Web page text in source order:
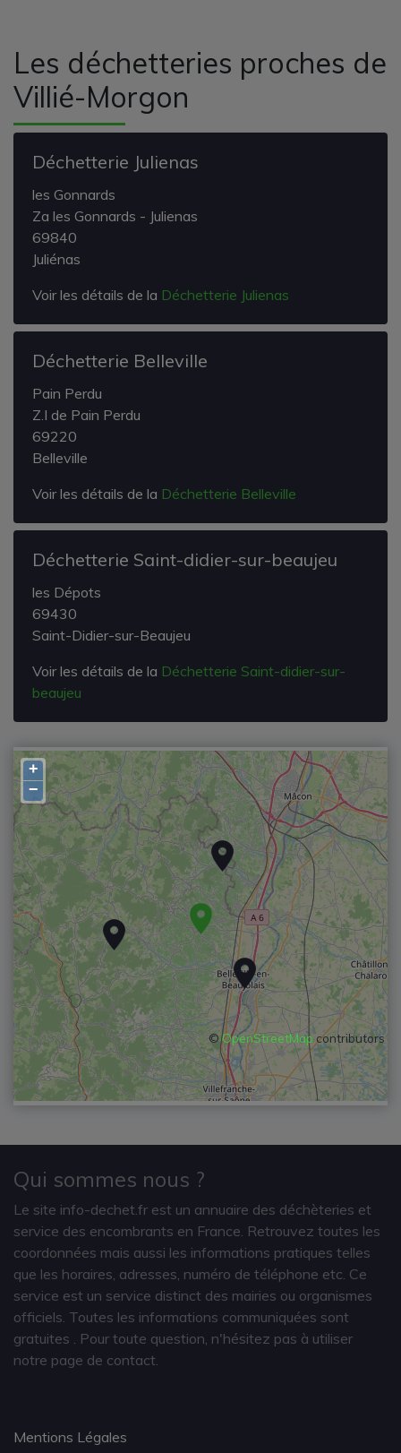
+
−
©OpenStreetMapcontributors
Les déchetteries proches de
Villié-Morgon
Déchetterie Julienas
les Gonnards
Za les Gonnards - Julienas
69840
Juliénas
Voir les détails de la Déchetterie Julienas
Déchetterie Belleville
Pain Perdu
Z.I de Pain Perdu
69220
Belleville
Voir les détails de la Déchetterie Belleville
Déchetterie Saint-didier-sur-beaujeu
les Dépots
69430
Saint-Didier-sur-Beaujeu
Voir les détails de la Déchetterie Saint-didier-sur-
beaujeu
Qui sommes nous ?
Le site info-dechet.fr est un annuaire des déchèteries et
service des encombrants en France. Retrouvez toutes les
coordonnées mais aussi les informations pratiques telles
que les horaires, adresses, numéro de téléphone etc. Ce
service est un service distinct des mairies ou organismes
officiels. Toutes les informations communiquées sont
gratuites
. Pour toute question, n'hésitez pas à utiliser
notre page de contact.
Mentions Légales